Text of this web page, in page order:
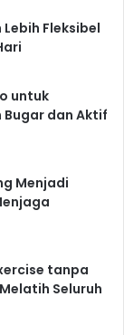
Fleksibel
untuk
Bugar dan Aktif
Menjadi
tanpa
Seluruh